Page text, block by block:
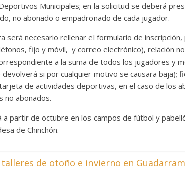
Municipales; en la solicitud se deberá
no abonado o empadronado de cada jugador.
será necesario rellenar el formulario de
fijo y móvil, y correo electrónico), relación
a la suma de todos los jugadores y
si por cualquier motivo se causara baja);
de actividades deportivas, en el caso de los
no abonados.
a partir de octubre en los campos de fútbol y
de Chinchón.
de otoño e invierno en